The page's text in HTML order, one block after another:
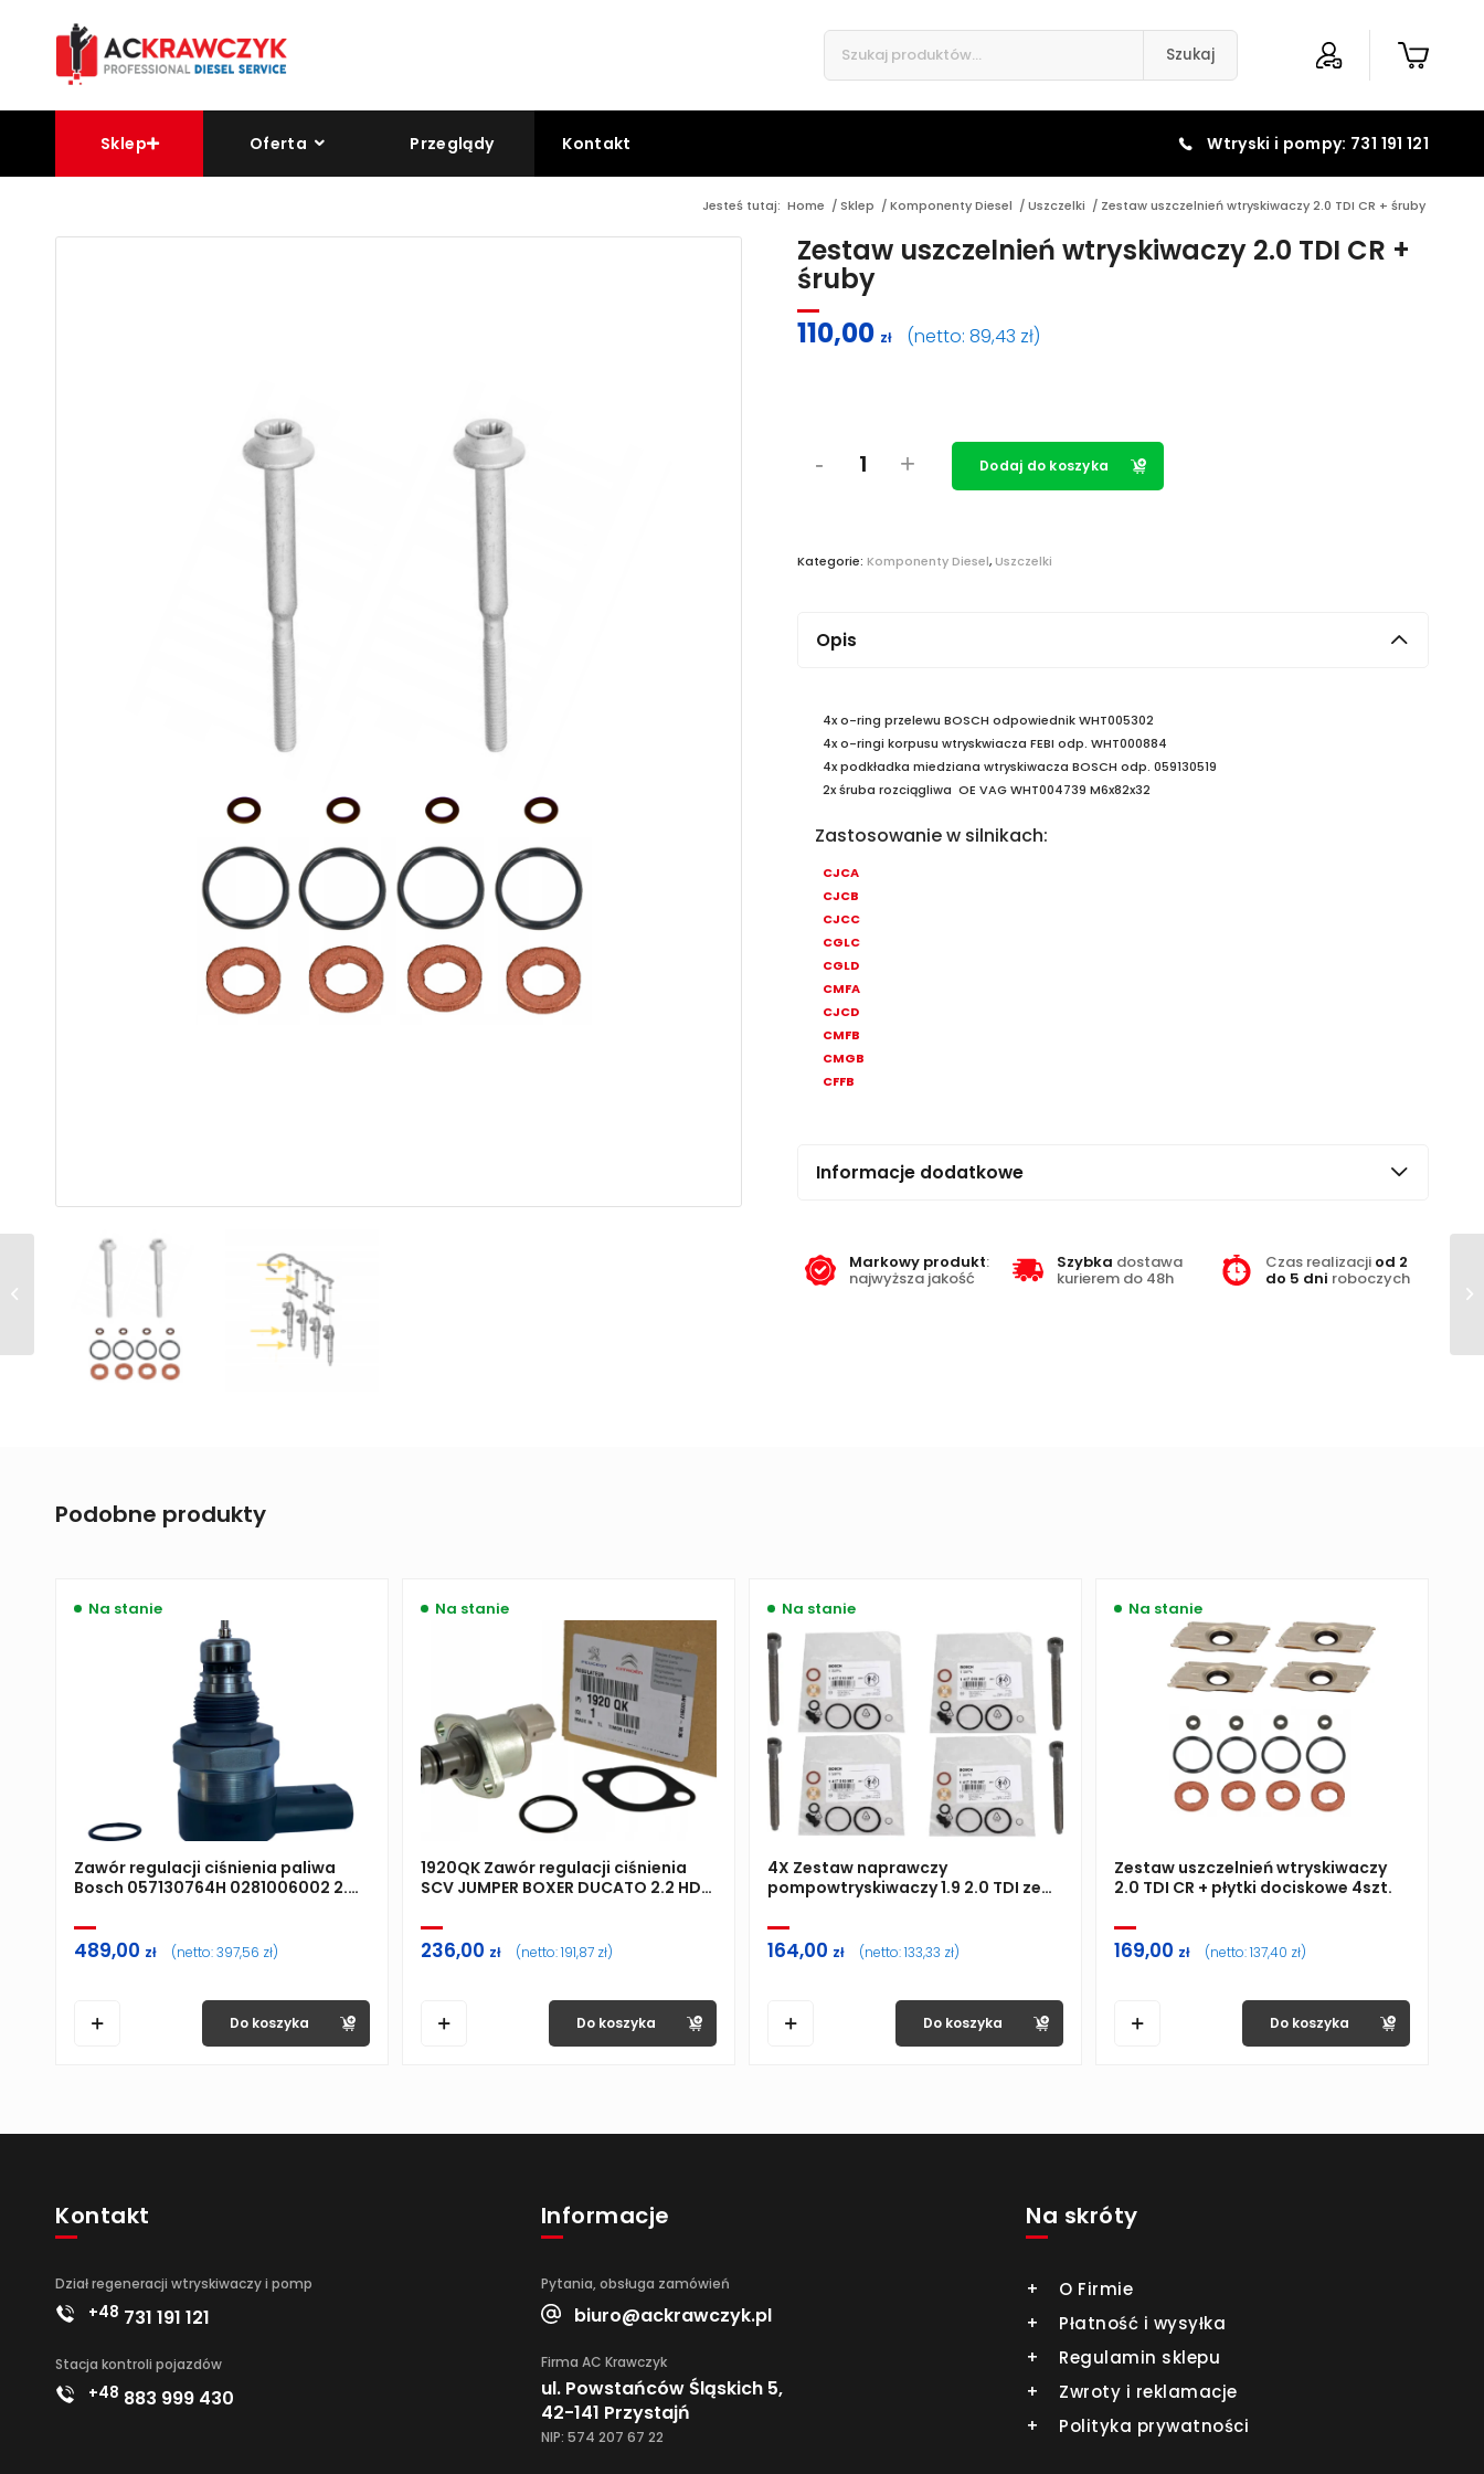
Szukaj
Sklep Oferta Przeglądy Kontakt Wtryski i pompy: 731 191 121
Jesteś tutaj: Home / Sklep /Komponenty Diesel /Uszczelki / Zestaw uszczelnień wtryskiwaczy 2.0 TDI CR + śruby
Zestaw uszczelnień wtryskiwaczy 2.0 TDI CR +
śruby
110,00 zł (netto: 89,43 zł)
Dodaj do koszyka
Kategorie: Komponenty Diesel, Uszczelki
Opis
4x o-ring przelewu BOSCH odpowiednik WHT005302
4x o-ringi korpusu wtryskwiacza FEBI odp. WHT000884
4x podkładka miedziana wtryskiwacza BOSCH odp. 059130519
2x śruba rozciągliwa OE VAG WHT004739 M6x82x32
Zastosowanie w silnikach:
CJCA
CJCB
CJCC
CGLC
CGLD
CMFA
CJCD
CMFB
CMGB
CFFB
Informacje dodatkowe
Markowy produkt:
najwyższa jakość
Szybka dostawa
kurierem do 48h
Czas realizacji od 2
do 5 dni roboczych
Podobne produkty
Na stanie
Zawór regulacji ciśnienia paliwa
Bosch 057130764H 0281006002 2.0
489,00 zł (netto:397,56 zł)
Do koszyka
Na stanie
1920QK Zawór regulacji ciśnienia
SCV JUMPER BOXER DUCATO 2.2 HDI
236,00 zł (netto:191,87 zł)
Do koszyka
Na stanie
4X Zestaw naprawczy
pompowtryskiwaczy 1.9 2.0 TDI ze
164,00 zł (netto:133,33 zł)
Do koszyka
Na stanie
Zestaw uszczelnień wtryskiwaczy
2.0 TDI CR + płytki dociskowe 4szt.
169,00 zł (netto:137,40 zł)
Do koszyka
Kontakt
Dział regeneracji wtryskiwaczy i pomp
+48 731 191 121
Stacja kontroli pojazdów
+48 883 999 430
Informacje
Pytania, obsługa zamówień
biuro@ackrawczyk.pl
Firma AC Krawczyk
ul. Powstańców Śląskich 5,
42-141 Przystajń
NIP: 574 207 67 22
Na skróty
O Firmie
Płatność i wysyłka
Regulamin sklepu
Zwroty i reklamacje
Polityka prywatności
wtryskiwacz Bosch